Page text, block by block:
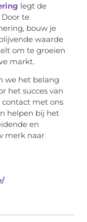
legt de
Door te
bouw je
waarde
om te groeien
markt.
we het belang
het succes van
met ons
helpen bij het
en
merk naar